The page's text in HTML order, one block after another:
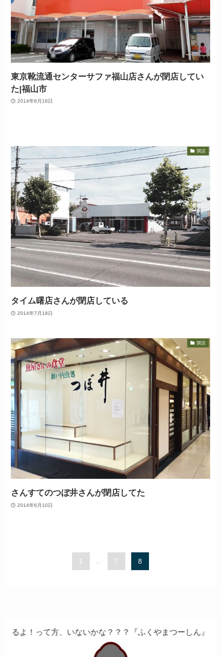
東京靴流通センターサファ福山店さんが閉店してい
た|福山市
2014年8月18日
閉店
タイム曙店さんが閉店している
2014年7月18日
閉店
さんすてのつぼ井さんが閉店してた
2014年6月10日
1 7 8
いかな？？？『ふくやまつーしん』でちょっとしたバイト